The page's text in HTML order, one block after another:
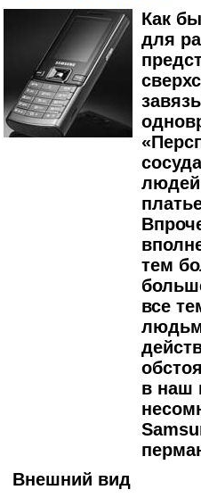
Как
для
тем
все
в наш
Внешний вид